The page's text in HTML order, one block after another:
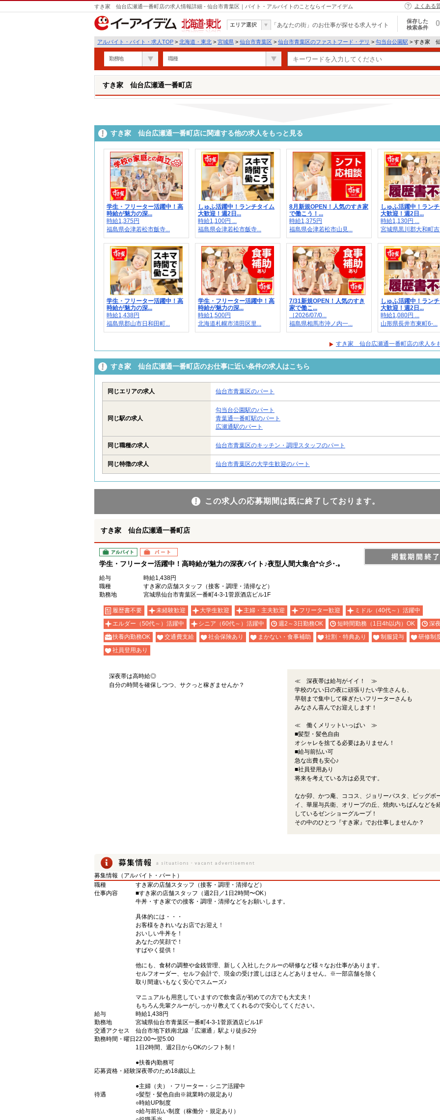
すき家 仙台広瀬通一番町店の求人情報詳細 - 仙台市青葉区｜バイト・アルバイトのことならイーアイデム よくある
北海道・東北
エリア選択 「あなたの街」のお仕事が探せる求人サイト
保存した
検索条件
0
アルバイト・バイト・求人TOP > 北海道・東北 > 宮城県 > 仙台市青葉区 > 仙台市青葉区のファストフード・デリ > 勾当台公園駅 > すき家 仙
勤務地 職種
すき家 仙台広瀬通一番町店
すき家 仙台広瀬通一番町店に関連する他の求人をもっと見る
学生・フリーター活躍中！高
時給が魅力の深...
時給1,375円
福島県会津若松市飯寺...
しゅふ活躍中！ランチタイム
大歓迎！週2日...
時給1,100円 ...
福島県会津若松市飯寺...
8月新規OPEN！人気のすき家
で働こう！...
時給1,375円
福島県会津若松市山見...
しゅふ活躍中！ラン
大歓迎！週2日...
時給1,130円 ...
宮城県黒川郡大和町
学生・フリーター活躍中！高
時給が魅力の深...
時給1,438円
福島県郡山市日和田町...
学生・フリーター活躍中！高
時給が魅力の深...
時給1,500円
北海道札幌市清田区里...
7/31新規OPEN！人気のすき
家で働こ...
［2026/07/0...
福島県相馬市沖ノ内一...
しゅふ活躍中！ラン
大歓迎！週2日...
時給1,080円 ...
山形県長井市東町6-...
すき家 仙台広瀬通一番町店の求人を
すき家 仙台広瀬通一番町店のお仕事に近い条件の求人はこちら
同じエリアの求人 仙台市青葉区のパート
同じ駅の求人
勾当台公園駅のパート
青葉通一番町駅のパート
広瀬通駅のパート
同じ職種の求人 仙台市青葉区のキッチン・調理スタッフのパート
同じ特徴の求人 仙台市青葉区の大学生歓迎のパート
この求人の応募期間は既に終了しております。
すき家 仙台広瀬通一番町店
アルバイト パート
学生・フリーター活躍中！高時給が魅力の深夜バイト♪夜型人間大集合*☆彡･.｡
給与
時給1,438円
職種
すき家の店舗スタッフ（接客・調理・清掃など）
勤務地
宮城県仙台市青葉区一番町4-3-1菅原酒店ビル1F
履歴書不要 未経験歓迎 大学生歓迎 主婦・主夫歓迎 フリーター歓迎
ミドル（40代～）活躍中
エルダー（50代～）活躍中
シニア（60代～）活躍中 週2～3日勤務OK 短時間勤務（1日4h以内）OK
深
扶養内勤務OK
交通費支給 社会保険あり まかない・食事補助 社割・特典あり 制服貸与
研修制
社員登用あり
深夜帯は高時給◎
自分の時間を確保しつつ、サクっと稼ぎませんか？
≪ 深夜帯は給与がイイ！ ≫
学校のない日の夜に頑張りたい学生さんも、
早朝まで集中して稼ぎたいフリーターさんも
みなさん喜んでお迎えします！
≪ 働くメリットいっぱい ≫
■髪型・髪色自由
オシャレを捨てる必要はありません！
■給与前払い可
急な出費も安心♪
■社員登用あり
将来を考えている方は必見です。
なか卯、かつ庵、ココス、ジョリーパスタ、ビッグボ
イ、華屋与兵衛、オリーブの丘、焼肉いちばんなどを
しているゼンショーグループ！
その中のひとつ『すき家』でお仕事しませんか？
募集情報（アルバイト・パート）
職種
すき家の店舗スタッフ（接客・調理・清掃など）
仕事内容
■すき家の店舗スタッフ（週2日／1日2時間〜OK）
牛丼・すき家での接客・調理・清掃などをお願いします。
具体的には・・・
お客様をきれいなお店でお迎え！
おいしい牛丼を！
あなたの笑顔で！
すばやく提供！
他にも、食材の調整や金銭管理、新しく入社したクルーの研修など様々なお仕事があります。
セルフオーダー、セルフ会計で、現金の受け渡しはほとんどありません。※一部店舗を除く
取り間違いもなく安心でスムーズ♪
マニュアルも用意していますので飲食店が初めての方でも大丈夫！
もちろん先輩クルーがしっかり教えてくれるので安心してください。
給与
時給1,438円
勤務地
宮城県仙台市青葉区一番町4-3-1菅原酒店ビル1F
交通アクセス
仙台市地下鉄南北線「広瀬通」駅より徒歩2分
勤務時間・曜日 22:00〜翌5:00
1日2時間、週2日からOKのシフト制！
●扶養内勤務可
応募資格・経験深夜帯のため18歳以上
●主婦（夫）・フリーター・シニア活躍中
待遇
○髪型・髪色自由※就業時の規定あり
○時給UP制度
○給与前払い制度（稼働分・規定あり）